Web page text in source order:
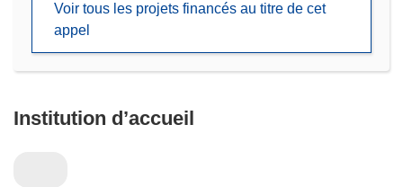
nouvelle
fenêtre)
Voir tous les projets financés au titre de cet
appel
Institution d’accueil